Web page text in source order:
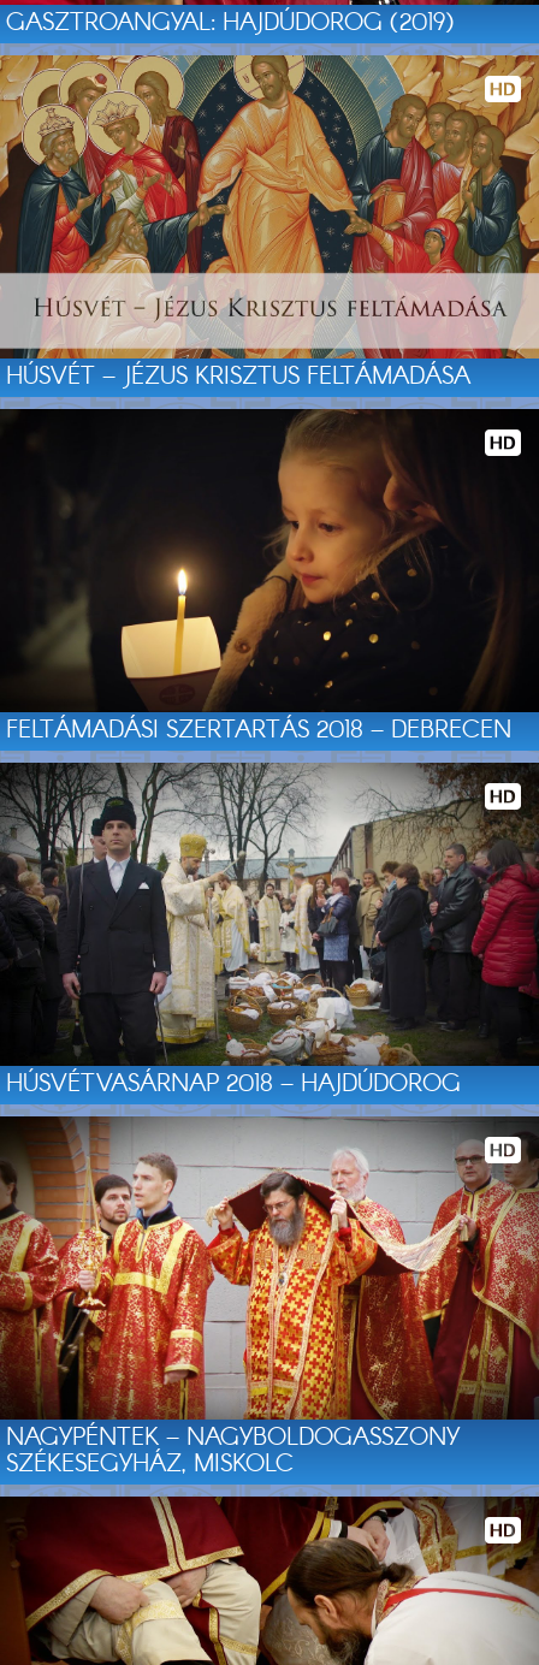
GASZTROANGYAL: HAJDÚDOROG (2019)
HÚSVÉT – JÉZUS KRISZTUS FELTÁMADÁSA
FELTÁMADÁSI SZERTARTÁS 2018 – DEBRECEN
HÚSVÉTVASÁRNAP 2018 – HAJDÚDOROG
NAGYPÉNTEK – NAGYBOLDOGASSZONY
SZÉKESEGYHÁZ, MISKOLC